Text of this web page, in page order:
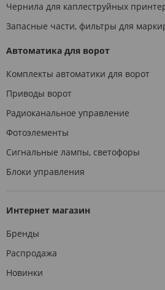
Чернила для каплеструйных
Запасные части, фильтры для
Автоматика для ворот
Комплекты автоматики для ворот
Приводы ворот
Радиоканальное управление
Фотоэлементы
Сигнальные лампы, светофоры
Блоки управления
Интернет магазин
Бренды
Распродажа
Новинки